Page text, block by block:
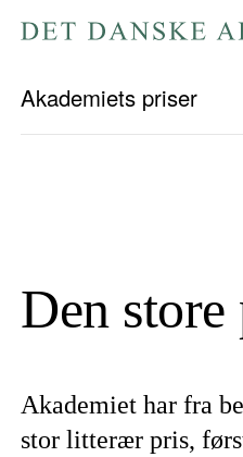
forsiden
Akademiets priser
Den store
Akademiet har fra
stor litterær pris,